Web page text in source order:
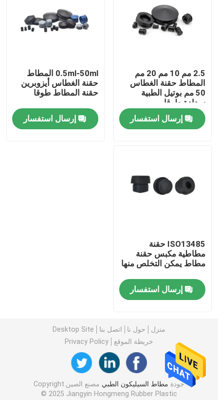
منزل
حول بنا
ضبط الجودة
طلب اقتباس
مطاط السيليكون الطبي
سدادة مطاطية طبية
مكبس حقنة مطاطية
2.5 مم 10 مم 20 مم
المطاط حقنة الغطاس
50 مم بوتيل الطبية
سدادة طوقا
إرسال استفسار
0.5ml-50ml المطاط
حقنة الغطاس أيزوبرين
حقنة المطاط طوقا
إرسال استفسار
ISO13485 حقنة
مطاطية مكبس حقنة
مطاط يمكن التخلص منها
إرسال استفسار
منزل حول نا اتصل بنا
Desktop Site
خريطة الموقع
Privacy Policy
جودة مطاط السيليكون الطبي
مصنع الصين.Copyright
© 2025 Jiangyin Hongmeng Rubber Plastic